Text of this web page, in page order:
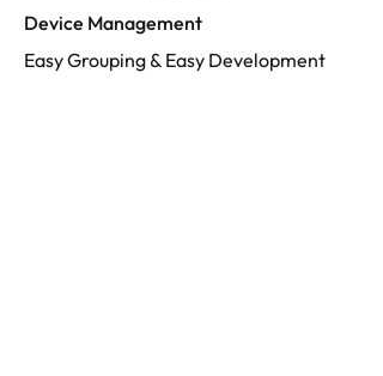
Device Management
Easy Grouping & Easy Development